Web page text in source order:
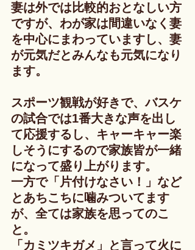
妻は外では比較的おとなしい方
ですが、わが家は間違いなく妻
を中心にまわっていますし、妻
が元気だとみんなも元気になり
ます。
スポーツ観戦が好きで、バスケ
の試合では1番大きな声を出し
て応援するし、キャーキャー楽
しそうにするので家族皆が一緒
になって盛り上がります。
一方で「片付けなさい！」など
とあちこちに噛みついてます
が、全ては家族を思ってのこ
と。
「カミツキガメ」と言って火に